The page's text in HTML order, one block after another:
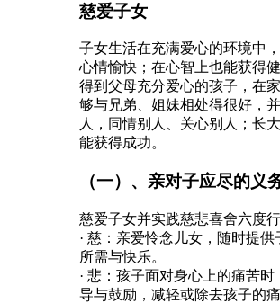
慈爱子女
子女生活在充满爱心的环境中
心情愉快；在心智上也能获得
得到父母充分爱心的孩子，在
够与兄弟、姐妹相处得很好，
人，同情别人、关心别人；长
能获得成功。
（一）、亲对子应尽的义
慈爱子女并实践慈悲喜舍六度行
· 慈：亲爱怜念儿女，随时提
所需与快乐。
· 悲：孩子面对身心上的痛苦
导与鼓励，减轻或除去孩子的痛